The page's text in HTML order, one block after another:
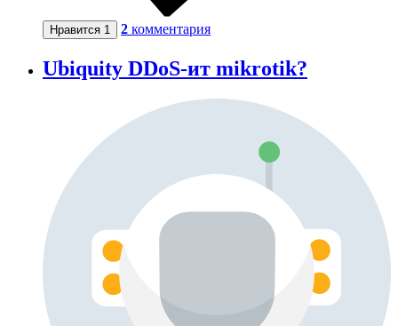
Нравится 1 2 комментария
Ubiquity DDoS-ит mikrotik?